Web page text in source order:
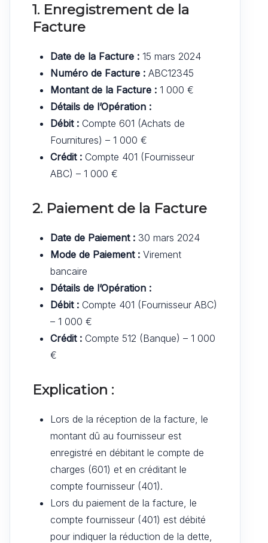
1. Enregistrement de la
Facture
Date de la Facture : 15 mars 2024
Numéro de Facture : ABC12345
Montant de la Facture : 1 000 €
Détails de l’Opération :
Débit : Compte 601 (Achats de
Fournitures) – 1 000 €
Crédit : Compte 401 (Fournisseur
ABC) – 1 000 €
2. Paiement de la Facture
Date de Paiement : 30 mars 2024
Mode de Paiement : Virement
bancaire
Détails de l’Opération :
Débit : Compte 401 (Fournisseur ABC)
– 1 000 €
Crédit : Compte 512 (Banque) – 1 000
€
Explication :
Lors de la réception de la facture, le
montant dû au fournisseur est
enregistré en débitant le compte de
charges (601) et en créditant le
compte fournisseur (401).
Lors du paiement de la facture, le
compte fournisseur (401) est débité
pour indiquer la réduction de la dette,